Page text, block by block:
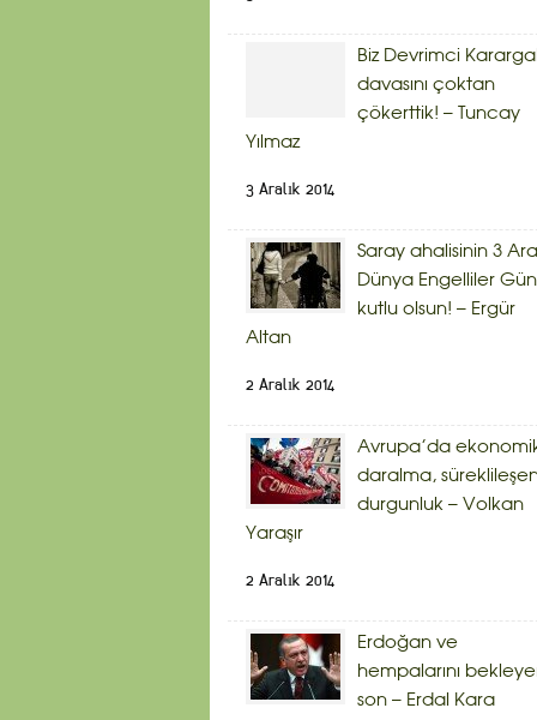
Biz Devrimci
davasını çoktan
çökerttik! – Tuncay
Yılmaz
3 Aralık 2014
Saray ahalisinin 3
Dünya Engelliler
kutlu olsun! – Ergür
Altan
2 Aralık 2014
Avrupa’da
daralma,
durgunluk – Volkan
Yaraşır
2 Aralık 2014
Erdoğan ve
hempalarını
son – Erdal Kara